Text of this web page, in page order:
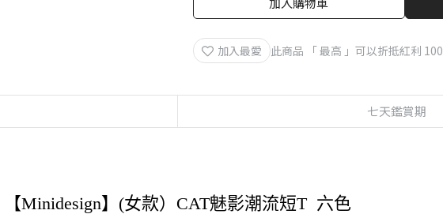
加入最愛 此商品 「 最高 」可以折抵紅利 100
七天鑑賞期
【Minidesign】(女款）CAT魅影潮流短T 六色